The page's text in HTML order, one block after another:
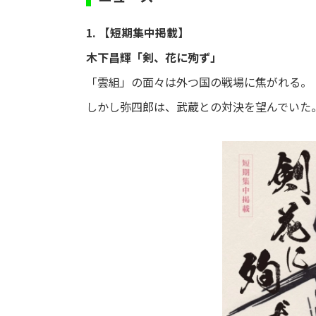
1. 【短期集中掲載】
木下昌輝「剣、花に殉ず」
「雲組」の面々は外つ国の戦場に焦がれる。
しかし弥四郎は、武蔵との対決を望んでいた